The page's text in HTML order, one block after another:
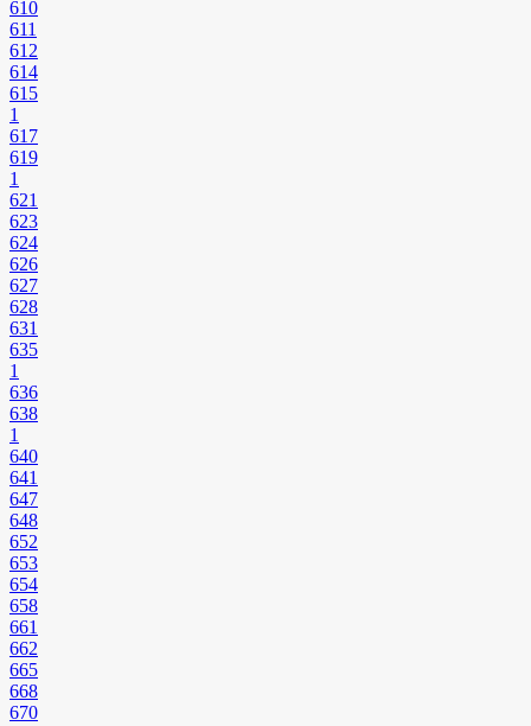
610
611
612
614
615
1
617
619
1
621
623
624
626
627
628
631
635
1
636
638
1
640
641
647
648
652
653
654
658
661
662
665
668
670